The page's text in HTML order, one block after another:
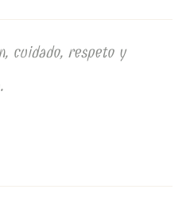
cuidado, respeto y